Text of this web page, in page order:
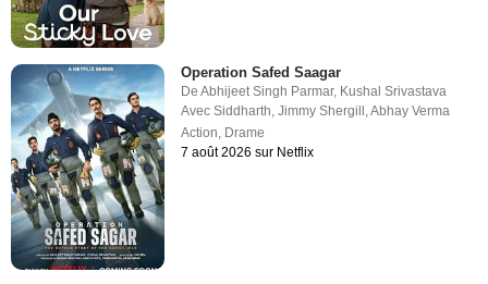
Operation Safed Saagar
DeAbhijeet Singh Parmar, Kushal Srivastava
AvecSiddharth,Jimmy Shergill ,Abhay Verma
Action, Drame
7 août 2026 sur Netflix